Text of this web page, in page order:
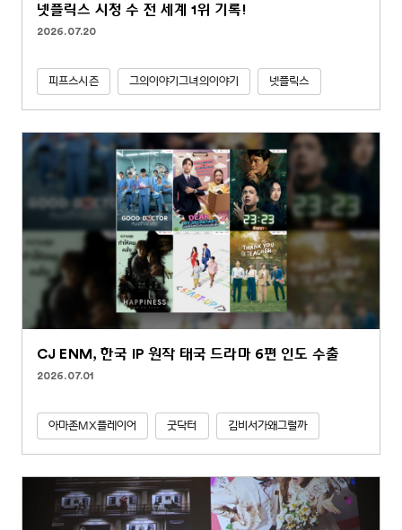
넷플릭스 시청 수 전 세계 1위 기록!
2026.07.20
피프스시즌 그의이야기그녀의이야기 넷플릭스
CJ ENM, 한국 IP 원작 태국 드라마 6편 인도 수출
2026.07.01
아마존MX플레이어 굿닥터 김비서가왜그럴까